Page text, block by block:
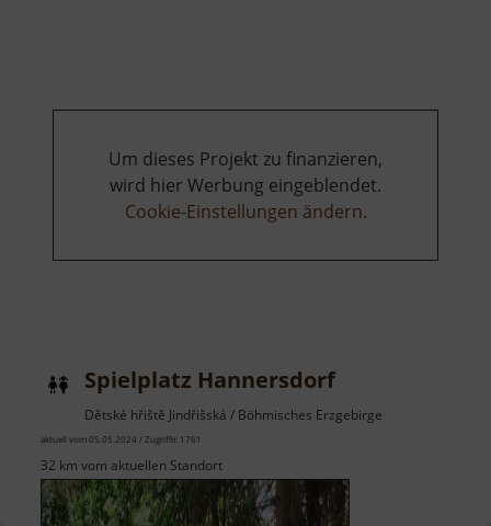
Jindřišská
Um dieses Projekt zu finanzieren,
wird hier Werbung eingeblendet.
Cookie-Einstellungen ändern.
Spielplatz Hannersdorf
Dětské hřiště Jindřišská / Böhmisches Erzgebirge
aktuell vom 05.05.2024 / Zugriffe: 1761
32 km vom aktuellen Standort